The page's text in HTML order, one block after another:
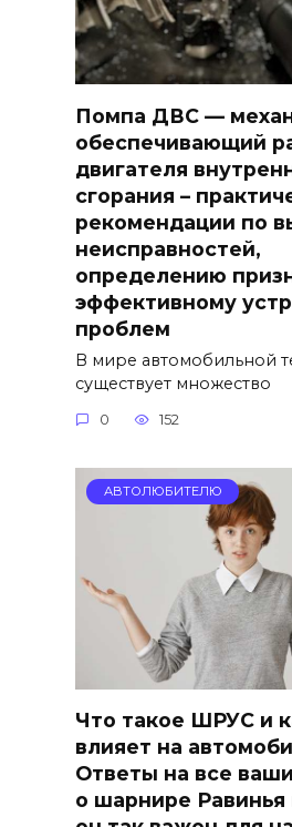
Помпа ДВС —
обеспечивающий
двигателя
сгорания –
рекомендации по
неисправностей,
определению
эффективному
проблем
В мире автомобильной
существует множество
0 152
АВТОЛЮБИТЕЛЮ
Что такое ШРУС и
влияет на
Ответы на все
о шарнире Равинья